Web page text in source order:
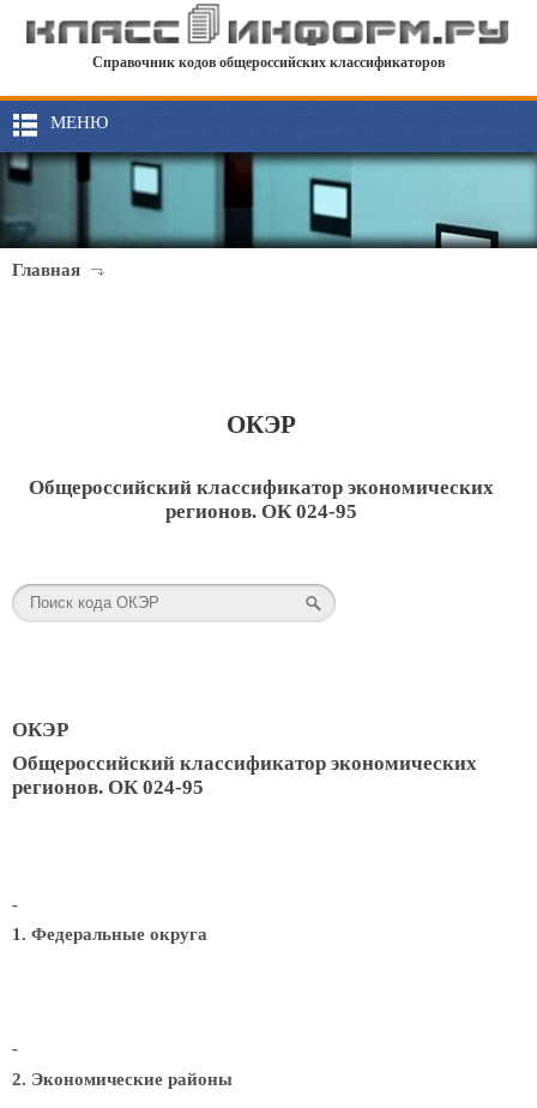
Справочник кодов общероссийских классификаторов
МЕНЮ
Главная
ОКЭР
Общероссийский классификатор экономических
регионов. ОК 024-95
ОКЭР
Общероссийский классификатор экономических
регионов. ОК 024-95
-
1. Федеральные округа
-
2. Экономические районы